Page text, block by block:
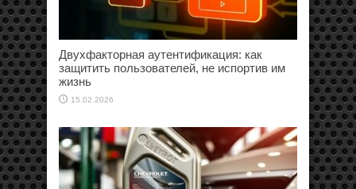
Двухфакторная аутентификация: как
защитить пользователей, не испортив им
жизнь
15.02.2026